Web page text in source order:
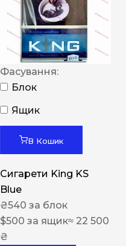
Фасування:
Блок
Ящик
В Кошик
Сигарети King KS
Blue
₴540 за блок
$500 за ящик≈ 22 500
₴